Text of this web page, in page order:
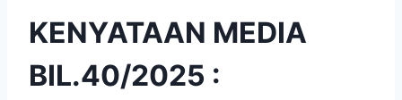
KENYATAAN MEDIA
BIL.40/2025 :